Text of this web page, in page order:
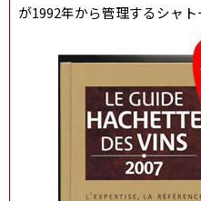
が1992年から管理するシャト